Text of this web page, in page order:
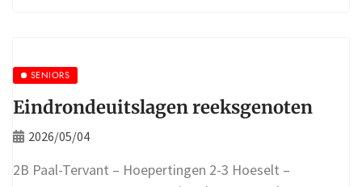
SENIORS
Eindrondeuitslagen reeksgenoten
2026/05/04
2B Paal-Tervant – Hoepertingen 2-3 Hoeselt –